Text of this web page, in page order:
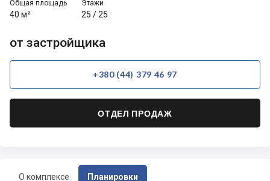
О комплексе Планировки
Общая площадь
40 м²
Этажи
25 /25
от застройщика
+380 (44) 379 46 97
ОТДЕЛ ПРОДАЖ